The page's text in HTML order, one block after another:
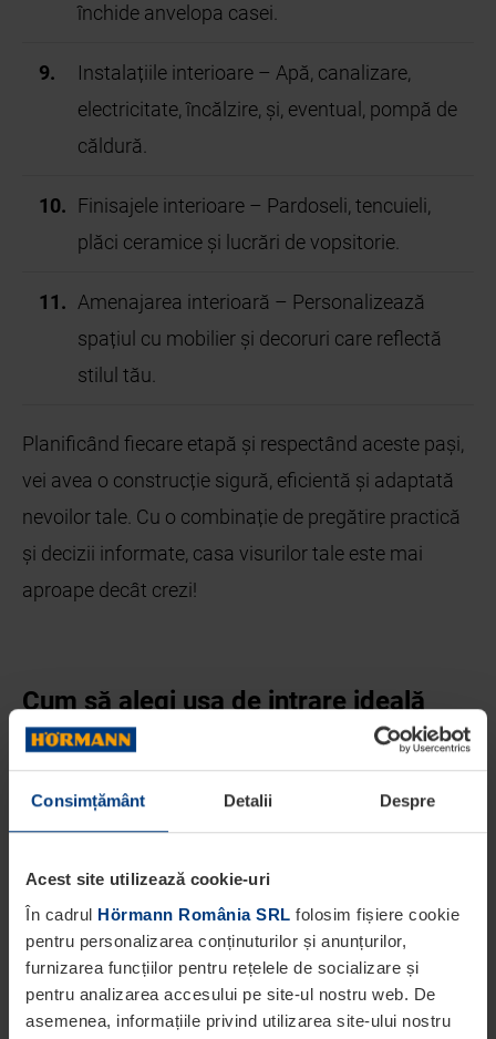
Consimțământ Detalii Despre
Acest site utilizează cookie-uri
În cadrul Hörmann România SRL folosim fișiere cookie
pentru personalizarea conținuturilor și anunțurilor,
furnizarea funcțiilor pentru rețelele de socializare și
pentru analizarea accesului pe site-ul nostru web. De
asemenea, informațiile privind utilizarea site-ului nostru
închide anvelopa casei.
Instalațiile interioare – Apă, canalizare,
electricitate, încălzire, și, eventual, pompă de
căldură.
Finisajele interioare – Pardoseli, tencuieli,
plăci ceramice și lucrări de vopsitorie.
Amenajarea interioară – Personalizează
spațiul cu mobilier și decoruri care reflectă
stilul tău.
Planificând fiecare etapă și respectând aceste pași,
vei avea o construcție sigură, eficientă și adaptată
nevoilor tale. Cu o combinație de pregătire practică
și decizii informate, casa visurilor tale este mai
aproape decât crezi!
Cum să alegi ușa de intrare ideală
pentru casa ta?
Planificarea corectă a dimensiunilor și alegerea unei
uși de intrarede calitate sunt esențiale în
Dimensiuni:Conform normelor, deschiderea
ușii are o înălțime de 197 cm, darîn
construcțiile moderne se preferă 210 cm